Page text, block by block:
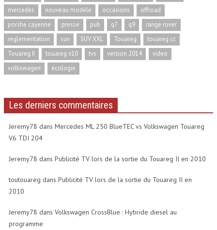
mercedes
nouveau modèle occasions
offroad
porshe cayenne
presse pub q7 q9
range rover
reglementation
suv SUV XXL Touareg
touareg cc
Touareg II
touareg v10 tvs version 2014
video
volkswagen
écologie
Les derniers commentaires
Jeremy78 dans Mercedes ML 250 BlueTEC vs Volkswagen Touareg
V6 TDI 204
Jeremy78 dans Publicité TV lors de la sortie du Touareg II en 2010
toutouareg dans Publicité TV lors de la sortie du Touareg II en
2010
Jeremy78 dans Volkswagen CrossBlue : Hybride diesel au
programme